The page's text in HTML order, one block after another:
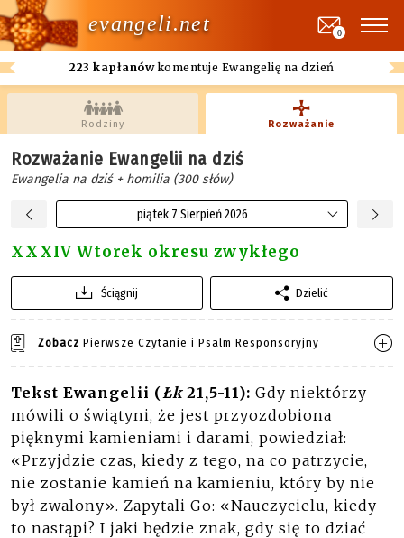
evangeli.net
223 kapłanówkomentuje Ewangelię na dzień
0
Rodziny Rozważanie
Rozważanie Ewangelii na dziś
Ewangelia na dziś + homilia (300 słów)
piątek 7 Sierpień 2026
XXXIV Wtorek okresu zwykłego
Ściągnij Dzielić
Zobacz Pierwsze Czytanie i Psalm Responsoryjny
Tekst Ewangelii (Łk21,5-11): Gdy niektórzy
mówili o świątyni, że jest przyozdobiona
pięknymi kamieniami i darami, powiedział:
«Przyjdzie czas, kiedy z tego, na co patrzycie,
nie zostanie kamień na kamieniu, który by nie
był zwalony». Zapytali Go: «Nauczycielu, kiedy
to nastąpi? I jaki będzie znak, gdy się to dziać